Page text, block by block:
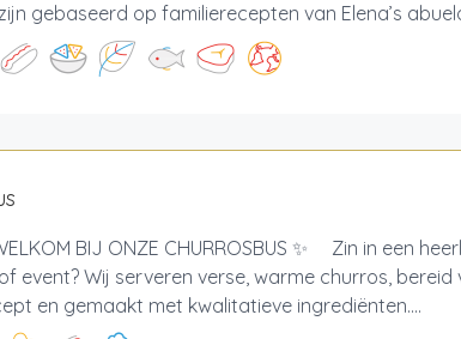
gebaseerd op familierecepten van Elena’s
BIJ ONZE CHURROSBUS ✨ Zin in een
event? Wij serveren verse, warme churros,
en gemaakt met kwalitatieve ingrediënten....